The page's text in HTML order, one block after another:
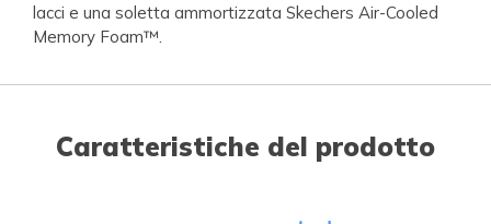
lacci e una soletta ammortizzata Skechers Air-Cooled
Memory Foam™.
Caratteristiche del prodotto